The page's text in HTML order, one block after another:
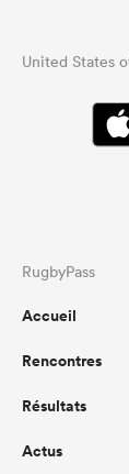
United States
RugbyPass
Accueil
Rencontres
Résultats
Actus